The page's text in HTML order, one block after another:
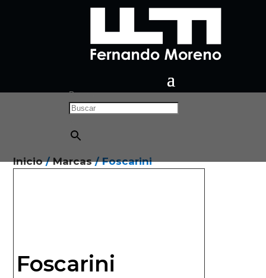
Buscar
Inicio/Marcas/ Foscarini
Foscarini